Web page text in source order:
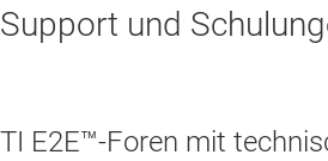
Support und
TI E2E™-Foren mit